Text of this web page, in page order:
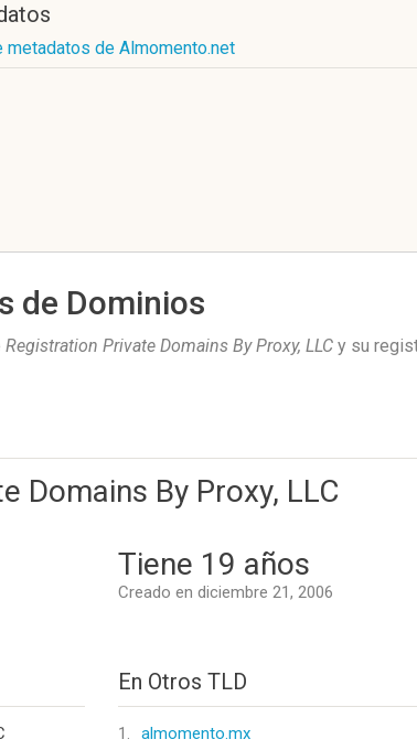
metadatos de Almomento.net
de Dominios
Registration Private Domains By Proxy, LLC y su
Domains By Proxy, LLC
Tiene 19 años
Creado en diciembre 21, 2006
En Otros TLD
1. almomento.mx